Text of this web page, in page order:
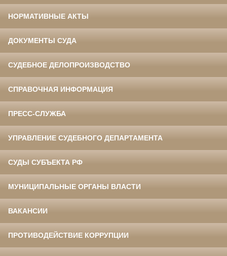
НОРМАТИВНЫЕ АКТЫ
ДОКУМЕНТЫ СУДА
СУДЕБНОЕ ДЕЛОПРОИЗВОДСТВО
СПРАВОЧНАЯ ИНФОРМАЦИЯ
ПРЕСС-СЛУЖБА
УПРАВЛЕНИЕ СУДЕБНОГО ДЕПАРТАМЕНТА
СУДЫ СУБЪЕКТА РФ
МУНИЦИПАЛЬНЫЕ ОРГАНЫ ВЛАСТИ
ВАКАНСИИ
ПРОТИВОДЕЙСТВИЕ КОРРУПЦИИ